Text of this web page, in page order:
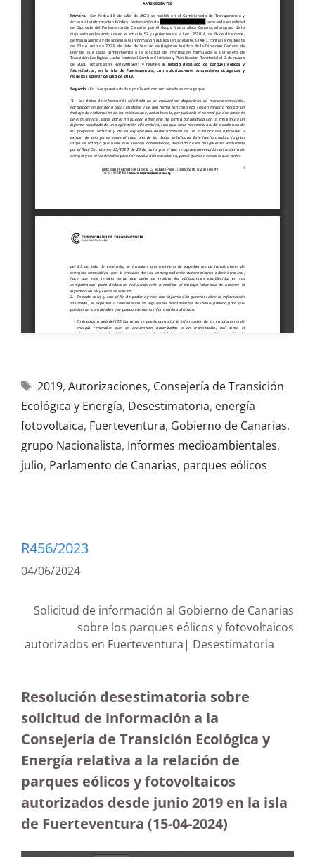
2019, Autorizaciones, Consejería de Transición
Ecológica y Energía, Desestimatoria, energía
fotovoltaica, Fuerteventura, Gobierno de Canarias,
grupo Nacionalista, Informes medioambientales,
julio, Parlamento de Canarias, parques eólicos
R456/2023
04/06/2024
Solicitud de información al Gobierno de Canarias
sobre los parques eólicos y fotovoltaicos
autorizados en Fuerteventura| Desestimatoria
Resolución desestimatoria sobre
solicitud de información a la
Consejería de Transición Ecológica y
Energía relativa a la relación de
parques eólicos y fotovoltaicos
autorizados desde junio 2019 en la isla
de Fuerteventura (15-04-2024)